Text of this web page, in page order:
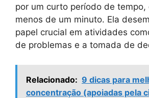
por um curto período de tempo,
menos de um minuto. Ela
papel crucial em atividades
de problemas e a tomada de
Relacionado: 9 dicas para
concentração (apoiadas pela